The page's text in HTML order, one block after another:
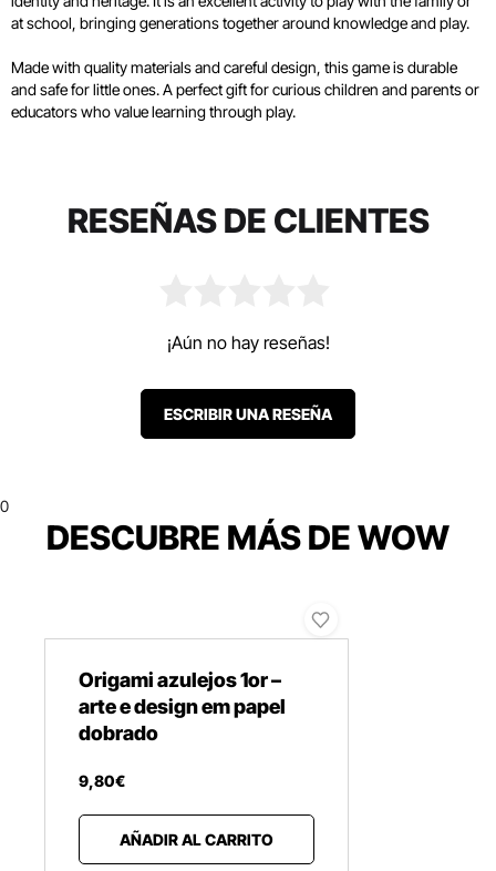
at school, bringing generations together around knowledge and play.
Made with quality materials and careful design, this game is durable
and safe for little ones. A perfect gift for curious children and parents or
educators who value learning through play.
RESEÑAS DE CLIENTES
¡Aún no hay reseñas!
ESCRIBIR UNA RESEÑA
0
DESCUBRE MÁS DE WOW
Origami azulejos 1or –
arte e design em papel
dobrado
9,80€
AÑADIR AL CARRITO